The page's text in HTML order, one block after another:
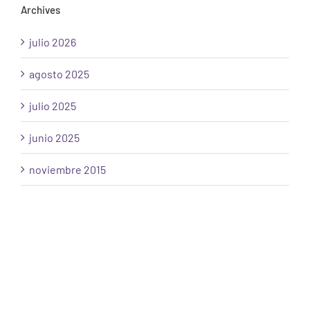
Archives
julio 2026
agosto 2025
julio 2025
junio 2025
noviembre 2015